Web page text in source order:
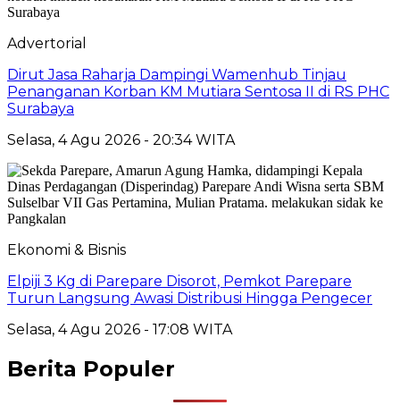
Advertorial
Dirut Jasa Raharja Dampingi Wamenhub Tinjau
Penanganan Korban KM Mutiara Sentosa II di RS PHC
Surabaya
Selasa, 4 Agu 2026 - 20:34 WITA
Ekonomi & Bisnis
Elpiji 3 Kg di Parepare Disorot, Pemkot Parepare
Turun Langsung Awasi Distribusi Hingga Pengecer
Selasa, 4 Agu 2026 - 17:08 WITA
Berita Populer